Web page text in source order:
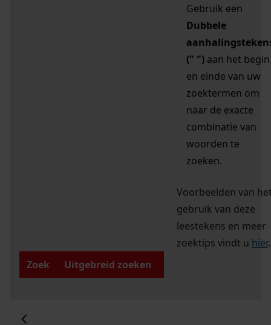
Gebruik een
Dubbele
(" ") aan het begin
en einde van uw
zoektermen om
naar de exacte
combinatie van
woorden te
zoeken.
Voorbeelden van
gebruik van deze
leestekens en meer
zoektips vindt u hier.
Zoek
Uitgebreid zoeken